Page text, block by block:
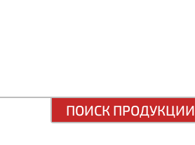
ПОИСК ПРОДУКЦИИ